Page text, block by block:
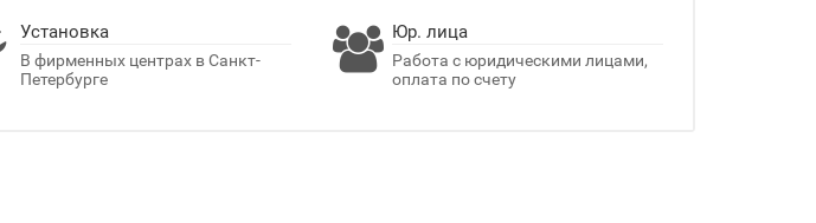
Установка
В фирменных центрах в Санкт-
Петербурге
Юр. лица
Работа с юридическими лицами,
оплата по счету